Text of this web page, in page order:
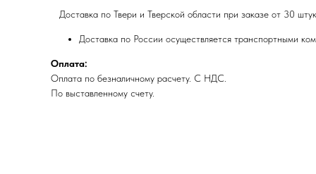
Доставка по Твери и Тверской области при заказе от 30 штук.
Доставка по России осуществляется транспортными
Оплата:
Оплата по безналичному расчету. С НДС.
По выставленному счету.